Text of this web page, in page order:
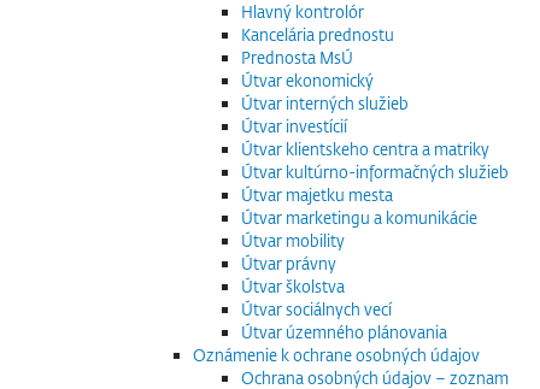
Hlavný kontrolór
Kancelária prednostu
Prednosta MsÚ
Útvar ekonomický
Útvar interných služieb
Útvar investícií
Útvar klientskeho centra a matriky
Útvar kultúrno-informačných služieb
Útvar majetku mesta
Útvar marketingu a komunikácie
Útvar mobility
Útvar právny
Útvar školstva
Útvar sociálnych vecí
Útvar územného plánovania
Oznámenie k ochrane osobných údajov
Ochrana osobných údajov – zoznam